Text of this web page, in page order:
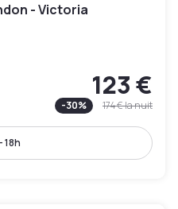
- Victoria
123 €
-30% 174 €la nuit
18h